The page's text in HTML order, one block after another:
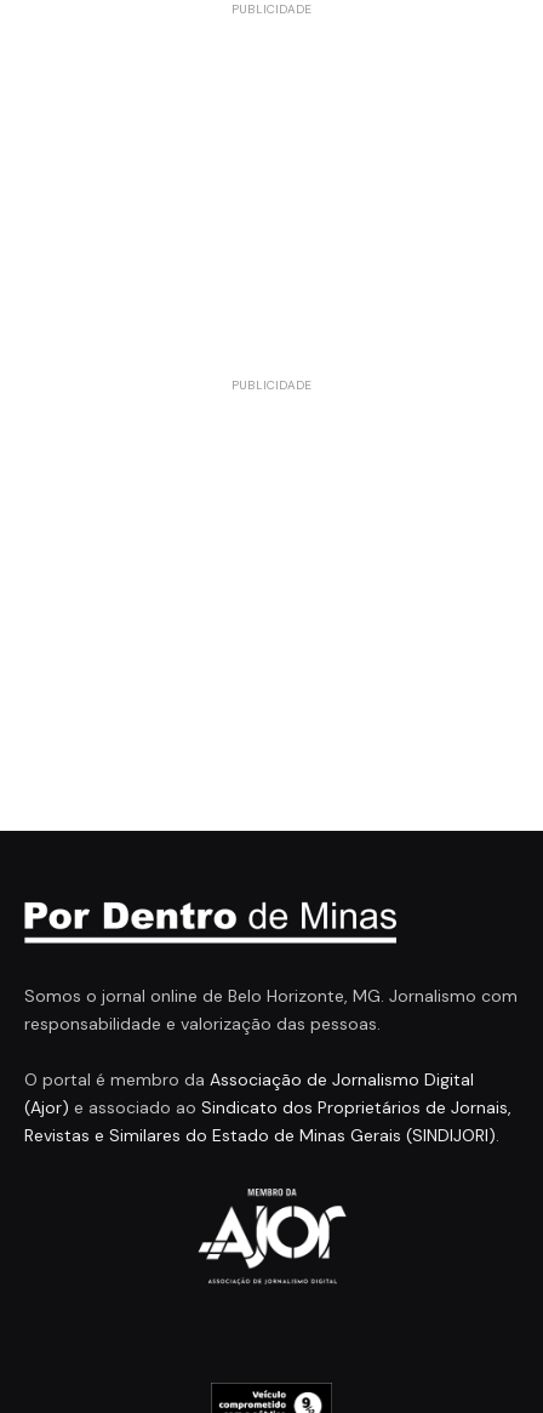
Somos o jornal online de Belo Horizonte, MG. Jornalismo com
responsabilidade e valorização das pessoas.
O portal é membro da Associação de Jornalismo Digital
(Ajor) e associado ao Sindicato dos Proprietários de Jornais,
Revistas e Similares do Estado de Minas Gerais (SINDIJORI).